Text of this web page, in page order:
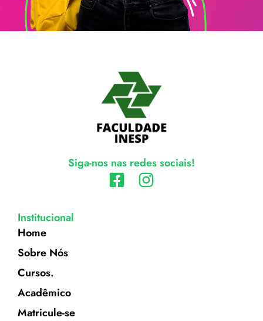
Siga-nos nas redes sociais!
Institucional
Home
Sobre Nós
Cursos.
Acadêmico
Matricule-se